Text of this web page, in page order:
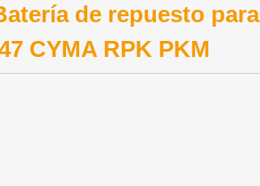
de repuesto para
CYMA RPK PKM